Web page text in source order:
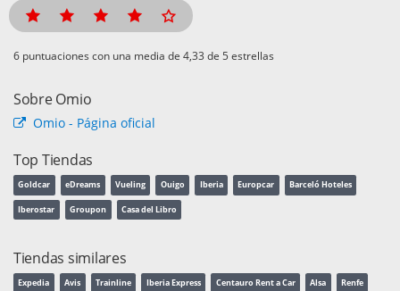
puntuaciones con una media de de 5 estrellas
Sobre Omio
Omio - Página oficial
Top Tiendas
Goldcar eDreams Vueling Ouigo Iberia Europcar Barceló Hoteles
Iberostar Groupon Casa del Libro
Tiendas similares
Expedia Avis Trainline Iberia Express Centauro Rent a Car Alsa Renfe